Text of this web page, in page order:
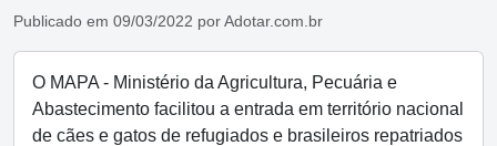
Publicado em 09/03/2022 porAdotar.com.br
O MAPA - Ministério da Agricultura, Pecuária e
Abastecimento facilitou a entrada em território nacional
de cães e gatos de refugiados e brasileiros repatriados